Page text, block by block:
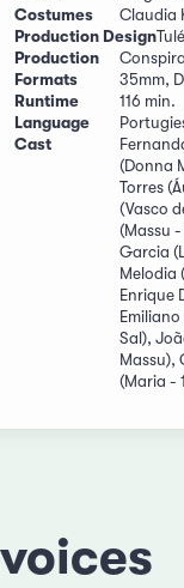
Costumes
Claudia
Production Design
Production
Formats
35mm,
Runtime
116 min.
Language
Cast
(Donna
Torres
(Vasco
(Massu -
Garcia
Melodia
Enrique
Sal),
Massu),
(Maria -